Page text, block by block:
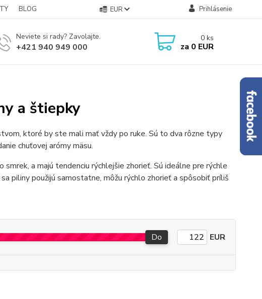
BLOG EUR Prihlásenie
Neviete si rady? Zavolajte.
+421 940 949 000
0 ks
za 0 EUR
a štiepky
ktoré by ste mali mať vždy po ruke. Sú to dva rôzne typy
chuťovej arómy mäsu.
a majú tendenciu rýchlejšie zhorieť. Sú ideálne pre rýchle
piliny použijú samostatne, môžu rýchlo zhorieť a spôsobiť príliš
Do EUR